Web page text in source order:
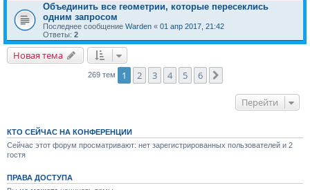
Объединить все геометрии, которые пересеклись
одним запросом
Последнее сообщение Warden « 01 апр 2017, 21:42
Ответы: 2
Новая тема
269 тем 1 2 3 4 5 6
Перейти
КТО СЕЙЧАС НА КОНФЕРЕНЦИИ
Сейчас этот форум просматривают: нет зарегистрированных пользователей и 2
гостя
ПРАВА ДОСТУПА